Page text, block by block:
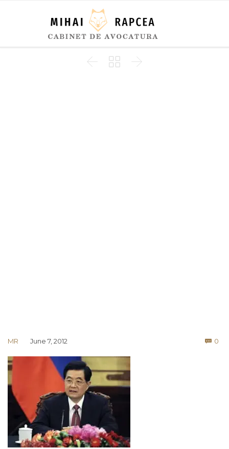
  
MR June 7, 2012  0